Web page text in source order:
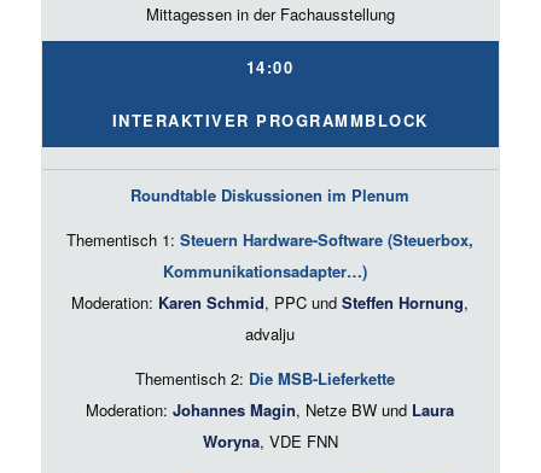
Mittagessen in der Fachausstellung
14:00
INTERAKTIVER PROGRAMMBLOCK
Roundtable Diskussionen im Plenum
Thementisch 1:Steuern Hardware-Software (Steuerbox,
Kommunikationsadapter…)
Moderation: Karen Schmid, PPC undSteffen Hornung,
advalju
Thementisch 2: Die MSB-Lieferkette
Moderation:Johannes Magin, Netze BW und Laura
Woryna, VDE FNN